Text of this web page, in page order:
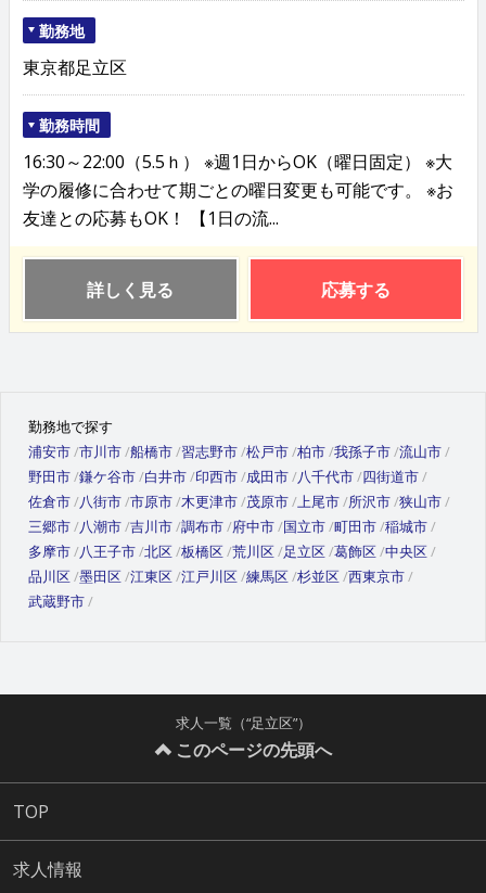
勤務地
東京都足立区
勤務時間
16:30～22:00（5.5ｈ） ※週1日からOK（曜日固定） ※大
学の履修に合わせて期ごとの曜日変更も可能です。 ※お
友達との応募もOK！ 【1日の流...
詳しく見る 応募する
勤務地で探す
浦安市 市川市 船橋市 習志野市 松戸市 柏市 我孫子市 流山市
野田市 鎌ケ谷市 白井市 印西市 成田市 八千代市 四街道市
佐倉市 八街市 市原市 木更津市 茂原市 上尾市 所沢市 狭山市
三郷市 八潮市 吉川市 調布市 府中市 国立市 町田市 稲城市
多摩市 八王子市 北区 板橋区 荒川区 足立区 葛飾区 中央区
品川区 墨田区 江東区 江戸川区 練馬区 杉並区 西東京市
武蔵野市
求人一覧（“足立区”）
このページの先頭へ
TOP
求人情報